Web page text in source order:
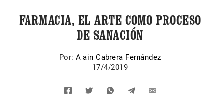
FARMACIA, EL ARTE COMO PROCESO
DE SANACIÓN
Por: Alain Cabrera Fernández
17/4/2019